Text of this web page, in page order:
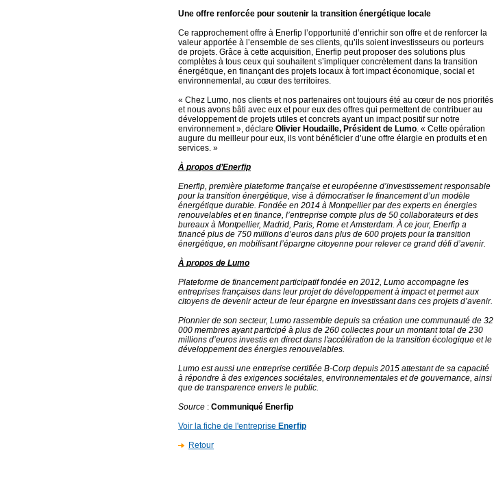
Une offre renforcée pour soutenir la transition énergétique locale
Ce rapprochement offre à Enerfip l’opportunité d’enrichir son offre et de renforcer la
valeur apportée à l’ensemble de ses clients, qu’ils soient investisseurs ou porteurs
de projets. Grâce à cette acquisition, Enerfip peut proposer des solutions plus
complètes à tous ceux qui souhaitent s’impliquer concrètement dans la transition
énergétique, en finançant des projets locaux à fort impact économique, social et
environnemental, au cœur des territoires.
« Chez Lumo, nos clients et nos partenaires ont toujours été au cœur de nos priorités
et nous avons bâti avec eux et pour eux des offres qui permettent de contribuer au
développement de projets utiles et concrets ayant un impact positif sur notre
environnement », déclare Olivier Houdaille, Président de Lumo. « Cette opération
augure du meilleur pour eux, ils vont bénéficier d’une offre élargie en produits et en
services. »
À propos d’Enerfip
Enerfip, première plateforme française et européenne d’investissement responsable
pour la transition énergétique, vise à démocratiser le financement d’un modèle
énergétique durable. Fondée en 2014 à Montpellier par des experts en énergies
renouvelables et en finance, l’entreprise compte plus de 50 collaborateurs et des
bureaux à Montpellier, Madrid, Paris, Rome et Amsterdam. À ce jour, Enerfip a
financé plus de 750 millions d’euros dans plus de 600 projets pour la transition
énergétique, en mobilisant l’épargne citoyenne pour relever ce grand défi d’avenir.
À propos de Lumo
Plateforme de financement participatif fondée en 2012, Lumo accompagne les
entreprises françaises dans leur projet de développement à impact et permet aux
citoyens de devenir acteur de leur épargne en investissant dans ces projets d’avenir.
Pionnier de son secteur, Lumo rassemble depuis sa création une communauté de 32
000 membres ayant participé à plus de 260 collectes pour un montant total de 230
millions d’euros investis en direct dans l'accélération de la transition écologique et le
développement des énergies renouvelables.
Lumo est aussi une entreprise certifiée B-Corp depuis 2015 attestant de sa capacité
à répondre à des exigences sociétales, environnementales et de gouvernance, ainsi
que de transparence envers le public.
Source : Communiqué Enerfip
Voir la fiche de l'entreprise Enerfip
Retour